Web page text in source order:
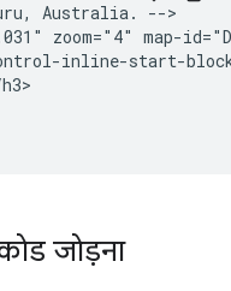
Australia. -->
zoom="4" map-
inline-start-
जोड़ना